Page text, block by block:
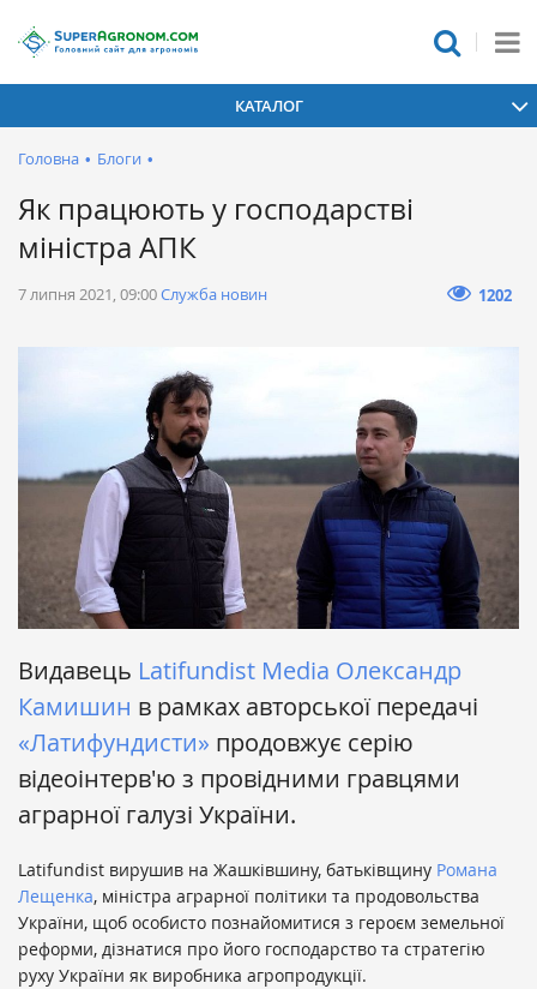
КАТАЛОГ
Головна • Блоги •
Як працюють у господарстві
міністра АПК
7 липня 2021, 09:00Служба новин 1202
Видавець Latifundist Media Олександр
Камишин в рамках авторської передачі
«Латифундисти» продовжує серію
відеоінтерв'ю з провідними гравцями
аграрної галузі України.
Latifundist вирушив на Жашківшину, батьківщину Романа
Лещенка, міністра аграрної політики та продовольства
України, щоб особисто познайомитися з героєм земельної
реформи, дізнатися про його господарство та стратегію
руху України як виробника агропродукції.